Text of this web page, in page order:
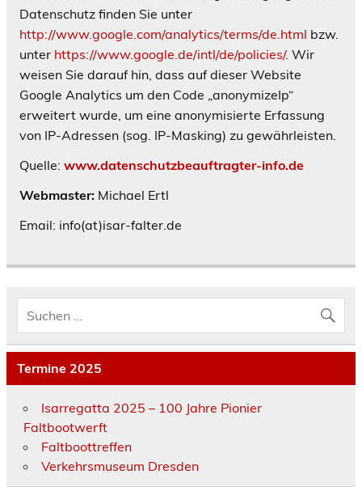
Datenschutz finden Sie unter
http://www.google.com/analytics/terms/de.html bzw.
unter https://www.google.de/intl/de/policies/. Wir
weisen Sie darauf hin, dass auf dieser Website
Google Analytics um den Code „anonymizeIp“
erweitert wurde, um eine anonymisierte Erfassung
von IP-Adressen (sog. IP-Masking) zu gewährleisten.
Quelle: www.datenschutzbeauftragter-info.de
Webmaster: Michael Ertl
Email: info(at)isar-falter.de
Termine 2025
Isarregatta 2025 – 100 Jahre Pionier
Faltbootwerft
Faltboottreffen
Verkehrsmuseum Dresden